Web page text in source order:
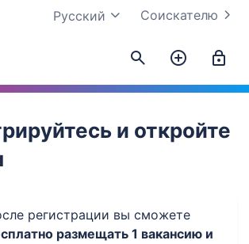
Соискателю
Русский
и откройте
регистрации вы сможете
размещать 1 вакансию и